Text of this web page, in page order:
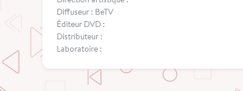
Diffuseur : BeTV
Éditeur DVD :
Distributeur :
Laboratoire :